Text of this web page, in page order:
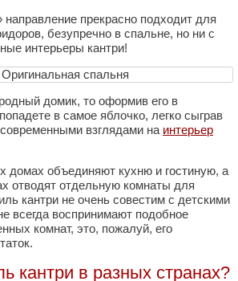
направление прекрасно подходит для
безупречно в спальне, но ни с
интерьеры кантри!
домик, то оформив его в
в самое яблочко, легко сыграв
взглядами на интерьер
домах объединяют кухню и гостиную, а
отводят отдельную комнаты для
кантри не очень совестим с детскими
всегда воспринимают подобное
комнат, это, пожалуй, его
кантри в разных странах?